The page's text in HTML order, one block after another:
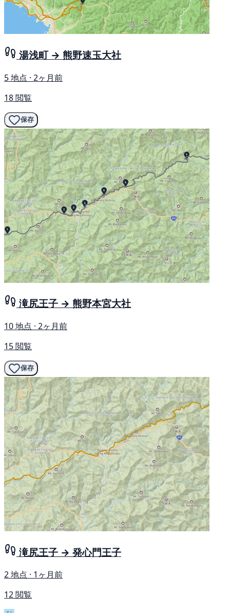
湯浅町 → 熊野速玉大社
5 地点 · 2ヶ月前
18 閲覧
保存
滝尻王子 → 熊野本宮大社
10 地点 · 2ヶ月前
15 閲覧
保存
滝尻王子 → 発心門王子
2 地点 · 1ヶ月前
12 閲覧